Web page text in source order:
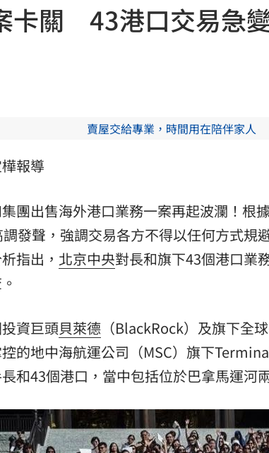
信號Fed升息警報降溫 23:34
歲 一路陪伴兒闖足壇
失蹤 尼泊爾尋獲遺體
理喝咖啡「7大守則」
！他因1封信重回職場 23:21
客控業者硬闖屋內趕人
圓廠 專家揭3大隱憂
背板誤植HappiMess 22:59
之亂 醫：3類人勿亂喝 22:48
20:31
播 15:27
卡關 43港口交易急
賣屋交給專業，時間用在陪伴家人
報導
團出售海外港口業務一案再起波瀾！根
發聲，強調交易各方不得以任何方式規
指出， 北京中央對長和旗下43個港口業
資巨頭貝萊德 （BlackRock）及旗下全
的地中海航運公司（MSC）旗下
和43個港口，當中包括位於巴拿馬運河